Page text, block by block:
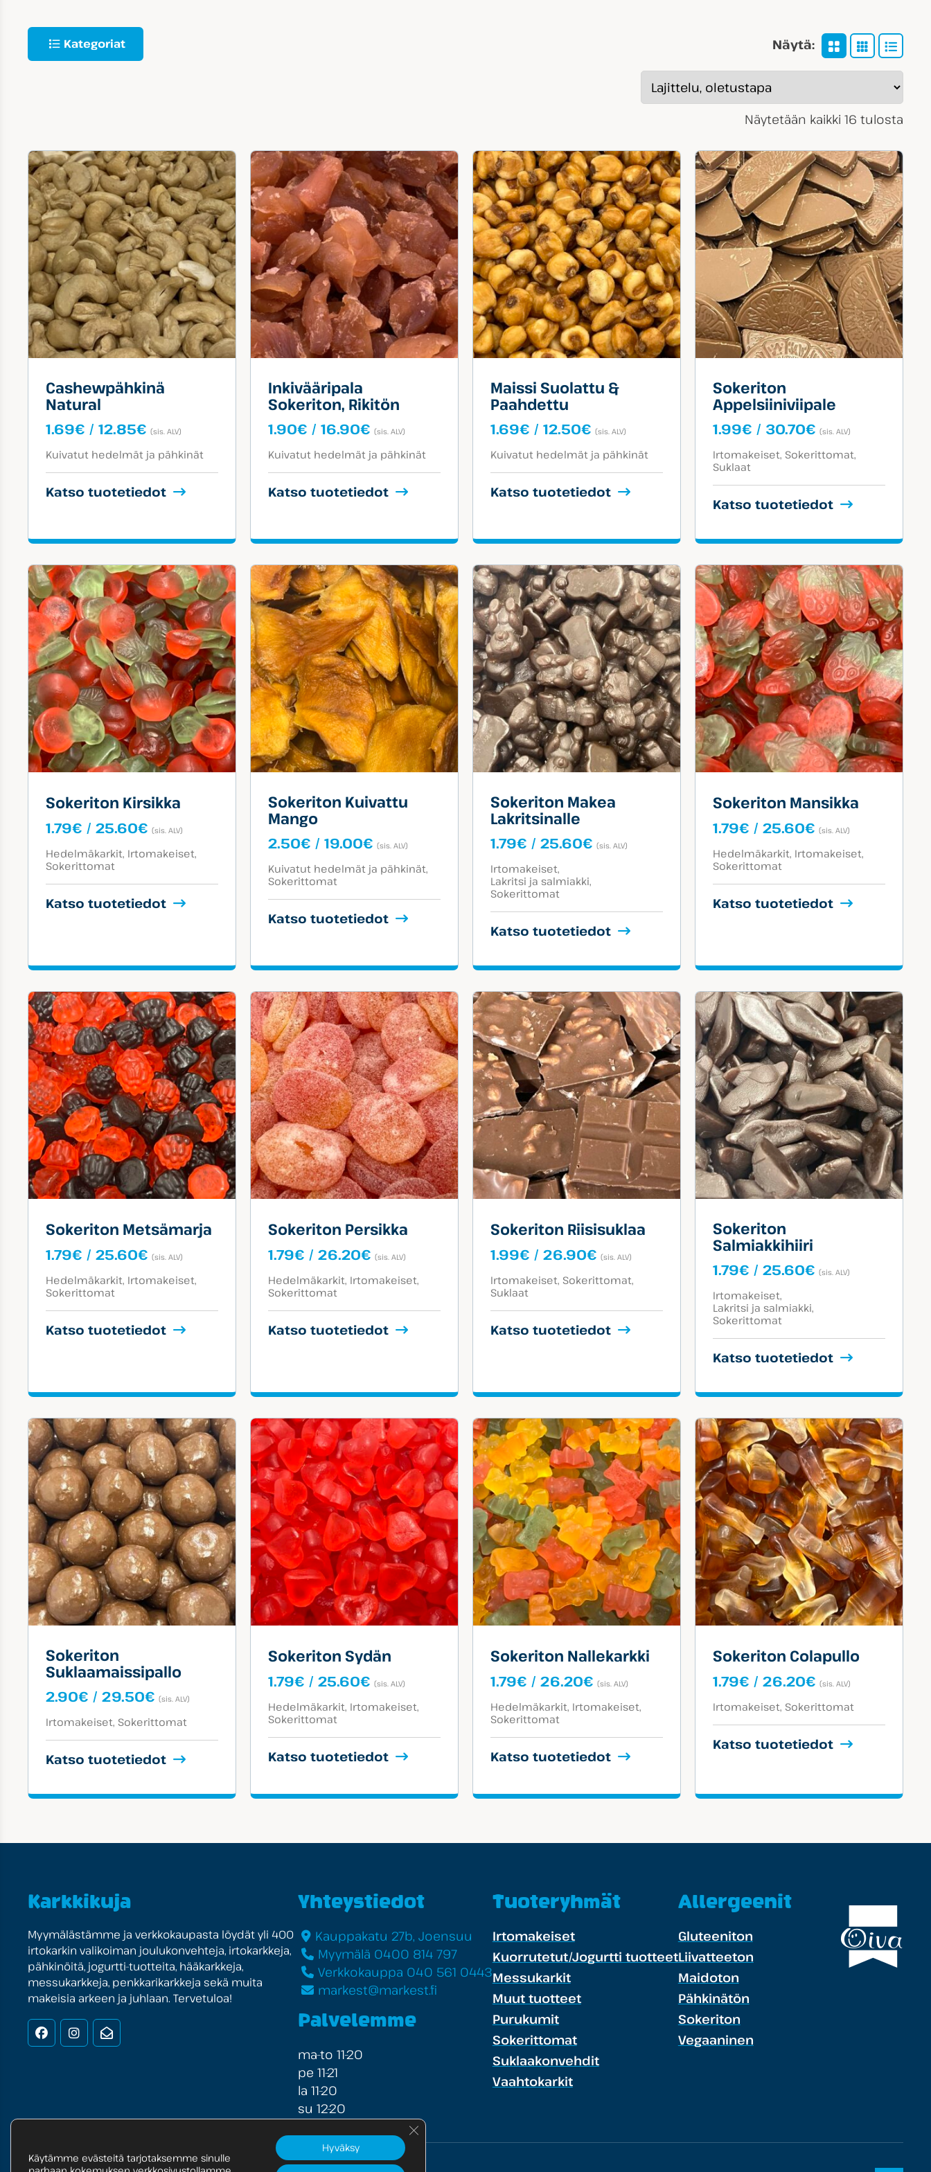
Kategoriat Näytä:
Näytetään kaikki 16 tulosta
Cashewpähkinä
Natural
1.69€ / 12.85€ Hintaluokka:
-
12.85€
(sis. ALV)
Tuotekategoriat:
Kuivatut hedelmät ja pähkinät
Katso tuotetiedot
Inkivääripala
Sokeriton, Rikitön
1.90€ / 16.90€ Hintaluokka:
-
16.90€
(sis. ALV)
Tuotekategoriat:
Kuivatut hedelmät ja pähkinät
Katso tuotetiedot
Maissi Suolattu &
Paahdettu
1.69€ / 12.50€ Hintaluokka:
-
12.50€
(sis. ALV)
Tuotekategoriat:
Kuivatut hedelmät ja pähkinät
Katso tuotetiedot
Sokeriton
Appelsiiniviipale
1.99€ / 30.70€ Hintaluokka:
-
(sis. ALV)
Tuotekategoriat:
Irtomakeiset Sokerittomat
Suklaat
Katso tuotetiedot
Sokeriton Kirsikka
1.79€ / 25.60€ Hintaluokka:
-
(sis. ALV)
Tuotekategoriat:
Hedelmäkarkit Irtomakeiset
Sokerittomat
Katso tuotetiedot
Sokeriton Kuivattu
Mango
2.50€ / 19.00€ Hintaluokka:
-
(sis. ALV)
Tuotekategoriat:
Kuivatut hedelmät ja pähkinät
Sokerittomat
Katso tuotetiedot
Sokeriton Makea
Lakritsinalle
1.79€ / 25.60€ Hintaluokka:
(sis. ALV)
Tuotekategoriat:
Irtomakeiset
Lakritsi ja salmiakki
Sokerittomat
Katso tuotetiedot
Sokeriton Mansikka
1.79€ / 25.60€ Hintaluokka:
-
(sis. ALV)
Tuotekategoriat:
Hedelmäkarkit Irtomakeiset
Sokerittomat
Katso tuotetiedot
Sokeriton Metsämarja
1.79€ / 25.60€ Hintaluokka:
-
(sis. ALV)
Tuotekategoriat:
Hedelmäkarkit Irtomakeiset
Sokerittomat
Katso tuotetiedot
Sokeriton Persikka
1.79€ / 26.20€ Hintaluokka:
-
(sis. ALV)
Tuotekategoriat:
Hedelmäkarkit Irtomakeiset
Sokerittomat
Katso tuotetiedot
Sokeriton Riisisuklaa
1.99€ / 26.90€ Hintaluokka:
-
(sis. ALV)
Tuotekategoriat:
Irtomakeiset Sokerittomat
Suklaat
Katso tuotetiedot
Sokeriton
Salmiakkihiiri
1.79€ / 25.60€ Hintaluokka:
(sis. ALV)
Tuotekategoriat:
Irtomakeiset
Lakritsi ja salmiakki
Sokerittomat
Katso tuotetiedot
Sokeriton
Suklaamaissipallo
2.90€ / 29.50€ Hintaluokka:
-
29.50€
(sis. ALV)
Tuotekategoriat:
Irtomakeiset Sokerittomat
Katso tuotetiedot
Sokeriton Sydän
1.79€ / 25.60€ Hintaluokka:
-
(sis. ALV)
Tuotekategoriat:
Hedelmäkarkit Irtomakeiset
Sokerittomat
Katso tuotetiedot
Sokeriton Nallekarkki
1.79€ / 26.20€ Hintaluokka:
-
(sis. ALV)
Tuotekategoriat:
Hedelmäkarkit Irtomakeiset
Sokerittomat
Katso tuotetiedot
Sokeriton Colapullo
1.79€ / 26.20€ Hintaluokka:
-
26.20€
(sis. ALV)
Tuotekategoriat:
Irtomakeiset Sokerittomat
Katso tuotetiedot
Karkkikuja
Myymälästämme ja verkkokaupasta löydät yli 400
irtokarkin valikoiman joulukonvehteja, irtokarkkeja,
pähkinöitä, jogurtti-tuotteita, hääkarkkeja,
messukarkkeja, penkkarikarkkeja sekä muita
makeisia arkeen ja juhlaan. Tervetuloa!
FacebookInstagramUutiskirje
Yhteystiedot
Kauppakatu 27b, Joensuu
Myymälä 0400 814 797
Verkkokauppa 040 561 0443
markest@markest.fi
Palvelemme
ma-to 11-20
pe 11-21
la 11-20
su 12-20
Tuoteryhmät
Irtomakeiset
Kuorrutetut/Jogurtti tuotteet
Messukarkit
Muut tuotteet
Purukumit
Sokerittomat
Suklaakonvehdit
Vaahtokarkit
Allergeenit
Gluteeniton
Liivatteeton
Maidoton
Pähkinätön
Sokeriton
Vegaaninen
Käytämme evästeitä tarjotaksemme sinulle
Hyväksy
Sulje evästebanneri